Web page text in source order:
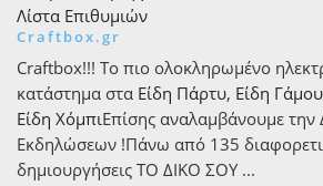
Λίστα Επιθυμιών
Craftbox.gr
Craftbox!!! Το πιο ολοκληρωμένο
κατάστημα στα Είδη Πάρτυ, Είδη Γάμου
Είδη ΧόμπιΕπίσης αναλαμβάνουμε
Εκδηλώσεων !Πάνω από 135
δημιουργήσεις ΤΟ ΔΙΚΟ ΣΟΥ ...